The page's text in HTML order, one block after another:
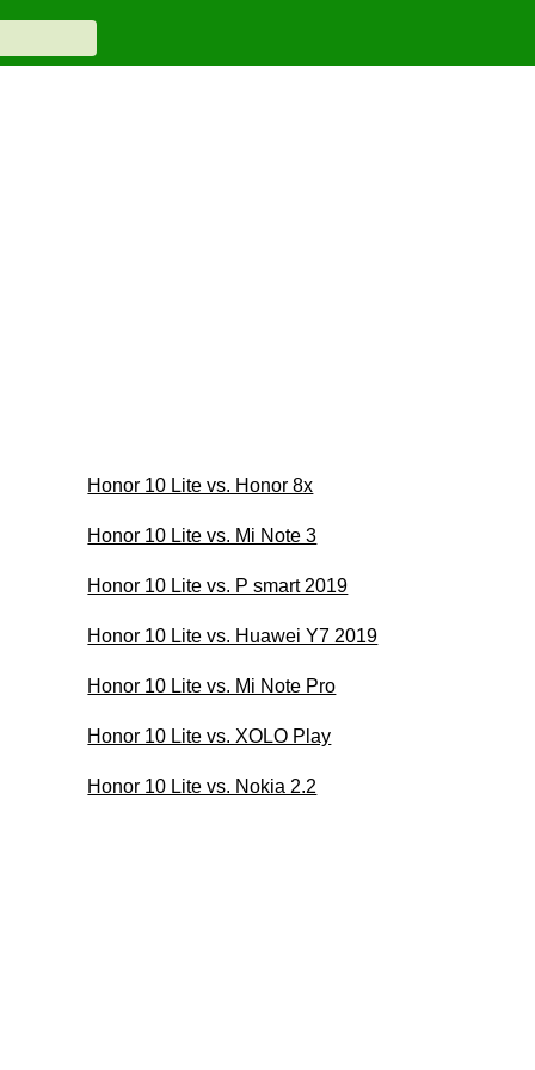
Honor 10 Lite vs. Honor 8x
Honor 10 Lite vs. Mi Note 3
Honor 10 Lite vs. P smart 2019
Honor 10 Lite vs. Huawei Y7 2019
Honor 10 Lite vs. Mi Note Pro
Honor 10 Lite vs. XOLO Play
Honor 10 Lite vs. Nokia 2.2